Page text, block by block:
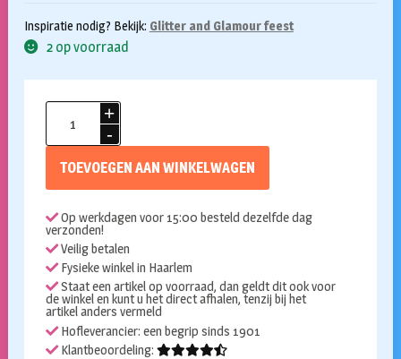
Inspiratie nodig? Bekijk: Glitter and Glamour feest
2 op voorraad
pailletten
TOEVOEGEN AAN WINKELWAGEN
Op werkdagen voor 15:00 besteld dezelfde dag
verzonden!
Veilig betalen
Fysieke winkel in Haarlem
Staat een artikel op voorraad, dan geldt dit ook voor
de winkel en kunt u het direct afhalen, tenzij bij het
artikel anders vermeld
Hofleverancier: een begrip sinds 1901
Klantbeoordeling: